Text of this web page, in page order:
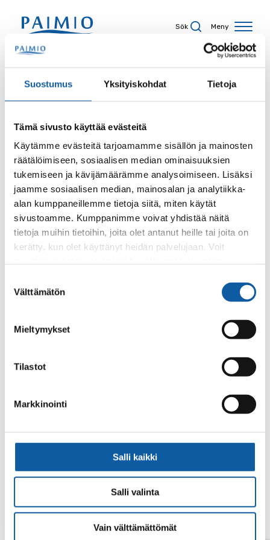
Suostumus Yksityiskohdat Tietoja
Tämä sivusto käyttää evästeitä
Käytämme evästeitä tarjoamamme sisällön ja mainosten
räätälöimiseen, sosiaalisen median ominaisuuksien
tukemiseen ja kävijämäärämme analysoimiseen. Lisäksi
jaamme sosiaalisen median, mainosalan ja analytiikka-
alan kumppaneillemme tietoja siitä, miten käytät
sivustoamme. Kumppanimme voivat yhdistää näitä
tietoja muihin tietoihin, joita olet antanut heille tai joita on
kerätty, kun olet käyttänyt heidän palvelujaan. Voit
valinta
Välttämätön
Mieltymykset
Tilastot
Markkinointi
Salli kaikki
Salli valinta
Vain välttämättömät
Sök Meny
Sökresultat
Sökord
Sida
Innehållstyp